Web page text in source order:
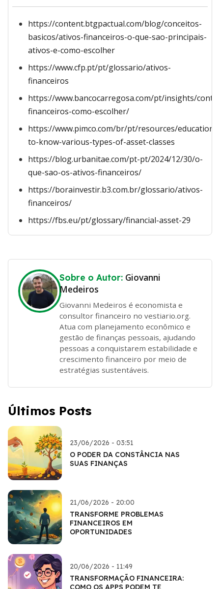
https://content.btgpactual.com/blog/conceitos-
basicos/ativos-financeiros-o-que-sao-principais-
ativos-e-como-escolher
https://www.cfp.pt/pt/glossario/ativos-
financeiros
https://www.bancocarregosa.com/pt/insights/
financeiros-como-escolher/
https://www.pimco.com/br/pt/resources/education/
to-know-various-types-of-asset-classes
https://blog.urbanitae.com/pt-pt/2024/12/30/o-
que-sao-os-ativos-financeiros/
https://borainvestir.b3.com.br/glossario/ativos-
financeiros/
https://fbs.eu/pt/glossary/financial-asset-29
Sobre o Autor: Giovanni
Medeiros
Giovanni Medeiros é economista e
consultor financeiro no vestiario.org.
Atua com planejamento econômico e
gestão de finanças pessoais, ajudando
pessoas a conquistarem estabilidade e
crescimento financeiro por meio de
estratégias sustentáveis.
Últimos Posts
23/06/2026 - 03:51
O PODER DA CONSTÂNCIA NAS
SUAS FINANÇAS
21/06/2026 - 20:00
TRANSFORME PROBLEMAS
FINANCEIROS EM
OPORTUNIDADES
20/06/2026 - 11:49
TRANSFORMAÇÃO FINANCEIRA:
COMO OS APPS PODEM TE